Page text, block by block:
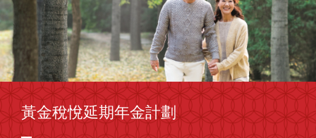
黃金稅悅延期年金計劃